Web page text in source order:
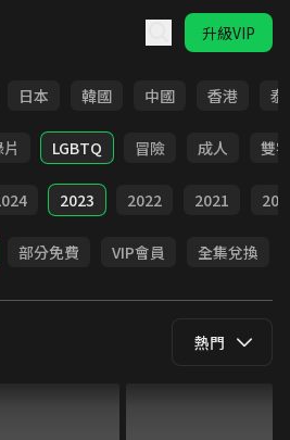
升級VIP
日本 韓國 中國 香港 泰
LGBTQ 冒險 成人 雙
2023 2022 2021
部分免費 VIP會員 全集兌換
熱門